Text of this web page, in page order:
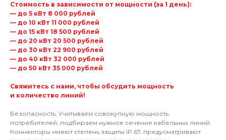
Стоимость в зависимости от мощности (за 1 день):
— до 5 кВт 8 000 рублей
— до 10 кВт 11 000 рублей
— до 15 кВт 18 500 рублей
— до 20 кВт 20 500 рублей
— до 30 кВт 22 900 рублей
— до 40 кВт 32 000 рублей
— до 50 кВт 35 000 рублей
Свяжитесь с нами, чтобы обсудить мощность
и количество линий!
Безопасность: Учитываем совокупную мощность
потребителей, подбираем нужное сечение кабельных линий.
Коннекторы имеют степень защиты IP 67, предусматривают